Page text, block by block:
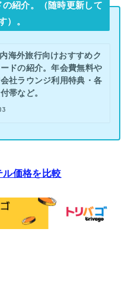
紹介。（随時更新して
）。
海外旅行向けおすすめク
ドの紹介。年会費無料や
社ラウンジ利用特典・各
帯など。
ル価格を比較